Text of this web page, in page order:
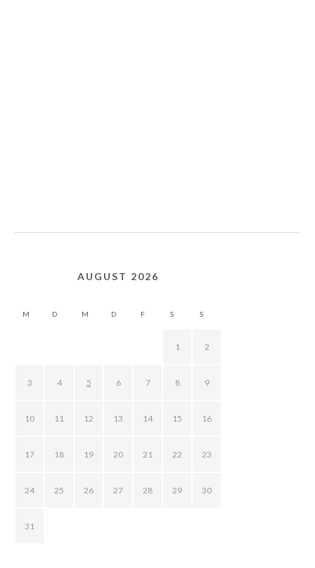
AUGUST 2026
M D M D F S S
1 2
3 4 5 6 7 8 9
10 11 12 13 14 15 16
17 18 19 20 21 22 23
24 25 26 27 28 29 30
31